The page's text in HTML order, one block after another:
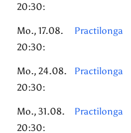
20:30:
Mo., 17.08.
20:30:
Practilonga
Mo., 24.08.
20:30:
Practilonga
Mo., 31.08.
20:30:
Practilonga